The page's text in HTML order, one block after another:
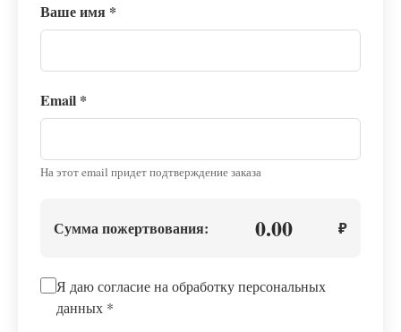
Ваше имя *
Email *
На этот email придет подтверждение заказа
Сумма пожертвования: 0.00 ₽
Я даю согласие на обработку персональных
данных *